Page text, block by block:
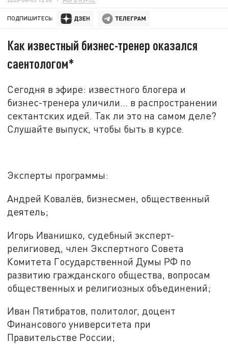
ПОДПИШИТЕСЬ:
Как известный бизнес-тренер оказался
саентологом*
Сегодня в эфире: известного блогера и
бизнес-тренера уличили... в распространении
сектантских идей. Так ли это на самом деле?
Слушайте выпуск, чтобы быть в курсе.
Эксперты программы:
Андрей Ковалёв, бизнесмен, общественный
деятель;
Игорь Иванишко, судебный эксперт-
религиовед, член Экспертного Совета
Комитета Государственной Думы РФ по
развитию гражданского общества, вопросам
общественных и религиозных объединений;
Иван Пятибратов, политолог, доцент
Финансового университета при
Правительстве России;